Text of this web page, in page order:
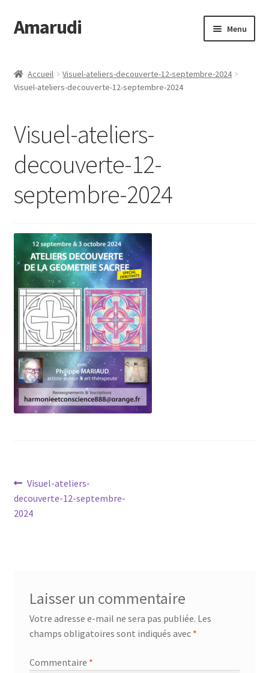
Aller
à
navigation
Aller
au
Amarudi Menu
Accueil
Boutique
Commande
Galerie
Mandalathèque
Me contacter
Mon compte
Panier
Vidéos
Accueil
Visuel-ateliers-decouverte-12-septembre-2024
Visuel-ateliers-decouverte-12-septembre-2024
Visuel-ateliers-
decouverte-12-
septembre-2024
Navigation
de
Article
précédent :
Visuel-ateliers-
decouverte-12-septembre-
2024
Laisser un commentaire
Votre adresse e-mail ne sera pas publiée. Les
champs obligatoires sont indiqués avec *
Commentaire *